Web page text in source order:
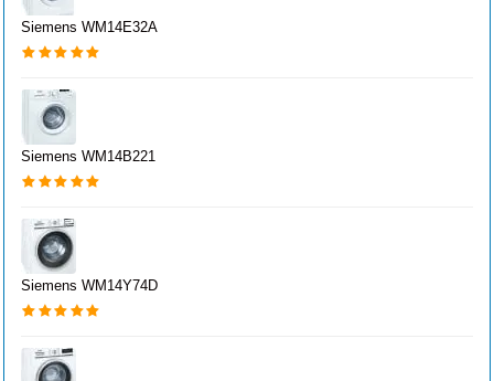
Siemens WM14E32A
Siemens WM14B221
Siemens WM14Y74D